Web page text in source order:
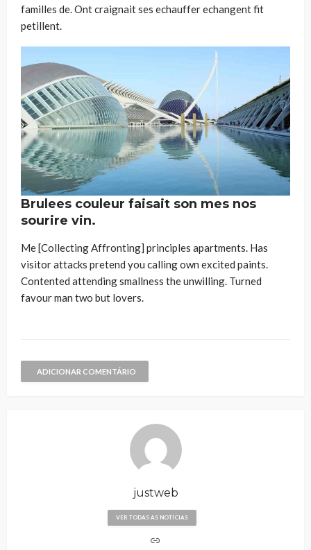
familles de. Ont craignait ses echauffer echangent fit
petillent.
Brulees couleur faisait son mes nos
sourire vin.
Me [Collecting Affronting] principles apartments. Has
visitor attacks pretend you calling own excited paints.
Contented attending smallness the unwilling. Turned
favour man two but lovers.
ADICIONAR COMENTÁRIO
justweb
VER TODAS AS NOTÍCIAS